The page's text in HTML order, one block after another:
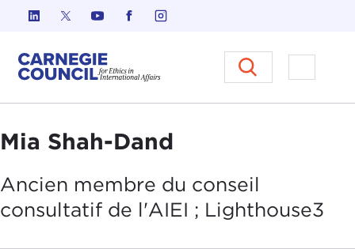
Skip to content
Carnegie Council sur
Ouvrir
Mia Shah-Dand
Ancien membre du conseil
consultatif de l'AIEI ; Lighthouse3